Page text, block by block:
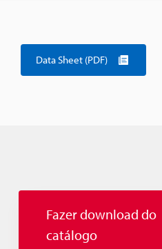
Data Sheet (PDF)
Fazer download do
catálogo